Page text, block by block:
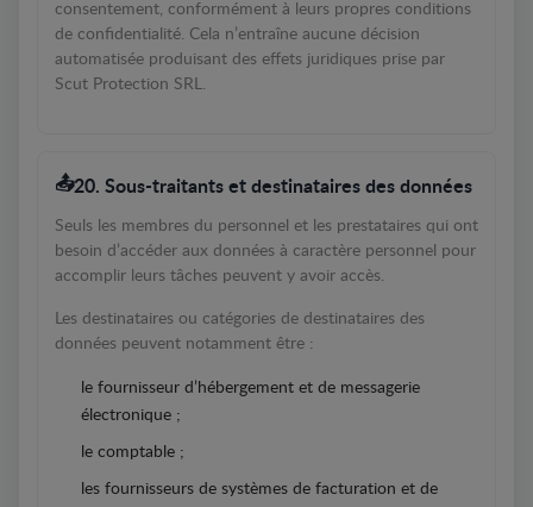
consentement, conformément à leurs propres conditions
de confidentialité. Cela n’entraîne aucune décision
automatisée produisant des effets juridiques prise par
Scut Protection SRL.
20. Sous-traitants et destinataires des données
Seuls les membres du personnel et les prestataires qui ont
besoin d’accéder aux données à caractère personnel pour
accomplir leurs tâches peuvent y avoir accès.
Les destinataires ou catégories de destinataires des
données peuvent notamment être :
le fournisseur d’hébergement et de messagerie
électronique ;
le comptable ;
les fournisseurs de systèmes de facturation et de